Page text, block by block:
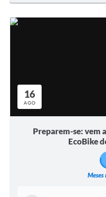
16
AGO
Preparem-se: vem
EcoBike
Meses